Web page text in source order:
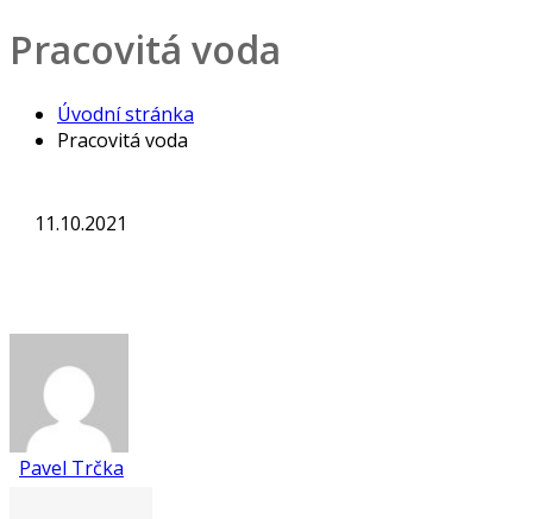
Pracovitá voda
Úvodní stránka
Pracovitá voda
11.10.2021
Pavel Trčka